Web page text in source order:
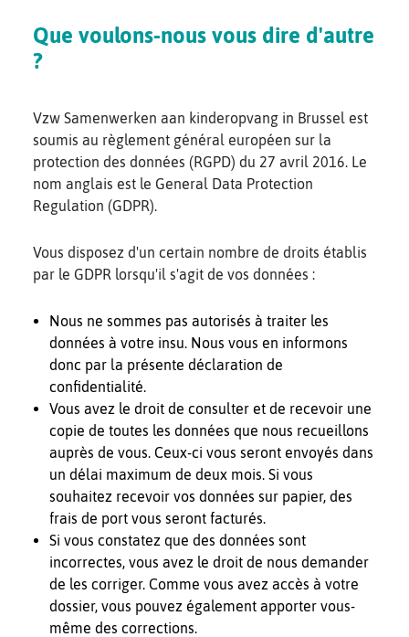
Que voulons-nous vous dire d'autre
?
Vzw Samenwerken aan kinderopvang in Brussel est
soumis au règlement général européen sur la
protection des données (RGPD) du 27 avril 2016. Le
nom anglais est le General Data Protection
Regulation (GDPR).
Vous disposez d'un certain nombre de droits établis
par le GDPR lorsqu'il s'agit de vos données :
Nous ne sommes pas autorisés à traiter les
données à votre insu. Nous vous en informons
donc par la présente déclaration de
confidentialité.
Vous avez le droit de consulter et de recevoir une
copie de toutes les données que nous recueillons
auprès de vous. Ceux-ci vous seront envoyés dans
un délai maximum de deux mois. Si vous
souhaitez recevoir vos données sur papier, des
frais de port vous seront facturés.
Si vous constatez que des données sont
incorrectes, vous avez le droit de nous demander
de les corriger. Comme vous avez accès à votre
dossier, vous pouvez également apporter vous-
même des corrections.